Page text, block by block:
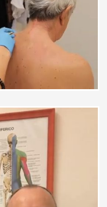
Mi è
dottoressa
trovata